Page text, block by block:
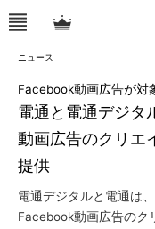
ニュース
電通と電通デジタ
動画広告のクリエ
提供
Facebook動画広告が対
電通デジタルと電通は
Facebook動画広告のク